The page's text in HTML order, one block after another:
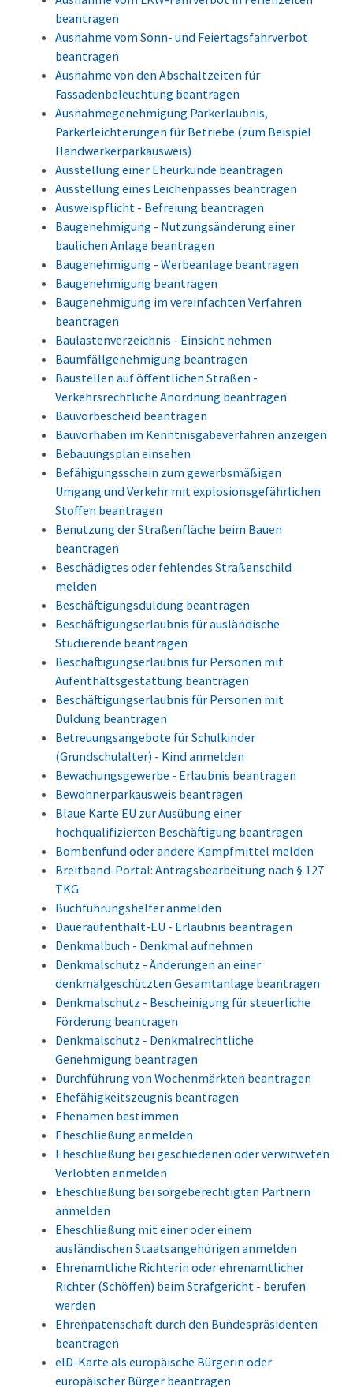
beantragen
Ausnahme vom Sonn- und Feiertagsfahrverbot
beantragen
Ausnahme von den Abschaltzeiten für
Fassadenbeleuchtung beantragen
Ausnahmegenehmigung Parkerlaubnis,
Parkerleichterungen für Betriebe (zum Beispiel
Handwerkerparkausweis)
Ausstellung einer Eheurkunde beantragen
Ausstellung eines Leichenpasses beantragen
Ausweispflicht - Befreiung beantragen
Baugenehmigung - Nutzungsänderung einer
baulichen Anlage beantragen
Baugenehmigung - Werbeanlage beantragen
Baugenehmigung beantragen
Baugenehmigung im vereinfachten Verfahren
beantragen
Baulastenverzeichnis - Einsicht nehmen
Baumfällgenehmigung beantragen
Baustellen auf öffentlichen Straßen -
Verkehrsrechtliche Anordnung beantragen
Bauvorbescheid beantragen
Bauvorhaben im Kenntnisgabeverfahren anzeigen
Bebauungsplan einsehen
Befähigungsschein zum gewerbsmäßigen
Umgang und Verkehr mit explosionsgefährlichen
Stoffen beantragen
Benutzung der Straßenfläche beim Bauen
beantragen
Beschädigtes oder fehlendes Straßenschild
melden
Beschäftigungsduldung beantragen
Beschäftigungserlaubnis für ausländische
Studierende beantragen
Beschäftigungserlaubnis für Personen mit
Aufenthaltsgestattung beantragen
Beschäftigungserlaubnis für Personen mit
Duldung beantragen
Betreuungsangebote für Schulkinder
(Grundschulalter) - Kind anmelden
Bewachungsgewerbe - Erlaubnis beantragen
Bewohnerparkausweis beantragen
Blaue Karte EU zur Ausübung einer
hochqualifizierten Beschäftigung beantragen
Bombenfund oder andere Kampfmittel melden
Breitband-Portal: Antragsbearbeitung nach § 127
TKG
Buchführungshelfer anmelden
Daueraufenthalt-EU - Erlaubnis beantragen
Denkmalbuch - Denkmal aufnehmen
Denkmalschutz - Änderungen an einer
denkmalgeschützten Gesamtanlage beantragen
Denkmalschutz - Bescheinigung für steuerliche
Förderung beantragen
Denkmalschutz - Denkmalrechtliche
Genehmigung beantragen
Durchführung von Wochenmärkten beantragen
Ehefähigkeitszeugnis beantragen
Ehenamen bestimmen
Eheschließung anmelden
Eheschließung bei geschiedenen oder verwitweten
Verlobten anmelden
Eheschließung bei sorgeberechtigten Partnern
anmelden
Eheschließung mit einer oder einem
ausländischen Staatsangehörigen anmelden
Ehrenamtliche Richterin oder ehrenamtlicher
Richter (Schöffen) beim Strafgericht - berufen
werden
Ehrenpatenschaft durch den Bundespräsidenten
beantragen
eID-Karte als europäische Bürgerin oder
europäischer Bürger beantragen